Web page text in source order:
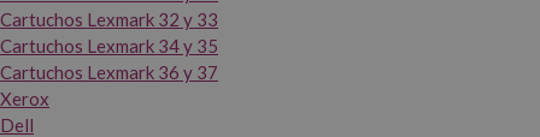
Cartuchos Lexmark 32 y 33
Cartuchos Lexmark 34 y 35
Cartuchos Lexmark 36 y 37
Xerox
Dell